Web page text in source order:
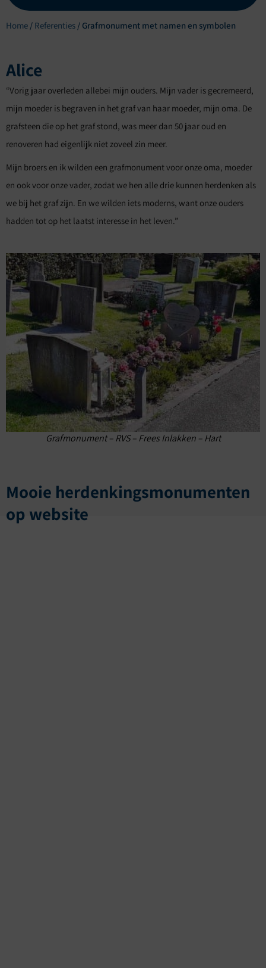
Home / Referenties / Grafmonument met namen en symbolen
Alice
“Vorig jaar overleden allebei mijn ouders. Mijn vader is gecremeerd,
mijn moeder is begraven in het graf van haar moeder, mijn oma. De
grafsteen die op het graf stond, was meer dan 50 jaar oud en
renoveren had eigenlijk niet zoveel zin meer.
Mijn broers en ik wilden een grafmonument voor onze oma, moeder
en ook voor onze vader, zodat we hen alle drie kunnen herdenken als
we bij het graf zijn. En we wilden iets moderns, want onze ouders
hadden tot op het laatst interesse in het leven.”
Grafmonument – RVS – Frees Inlakken – Hart
Mooie herdenkingsmonumenten
op website